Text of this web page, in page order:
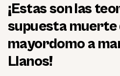
¡Estas son las
supuesta muerte
mayordomo a
Llanos!